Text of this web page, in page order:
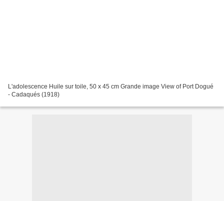
L'adolescence Huile sur toile, 50 x 45 cm Grande image View of Port Dogué
- Cadaqués (1918)